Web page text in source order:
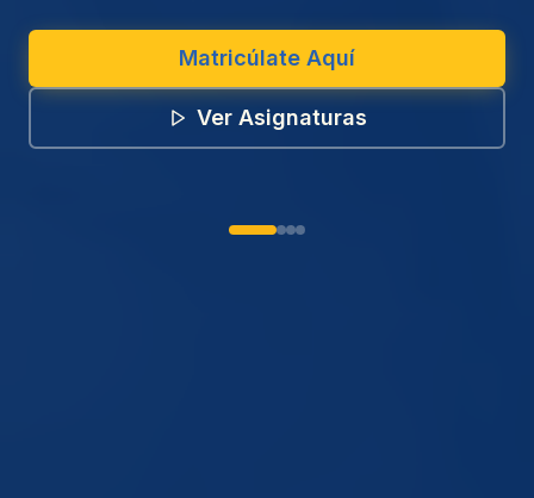
Matricúlate Aquí
Ver Asignaturas